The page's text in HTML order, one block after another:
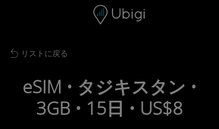
ナビゲーションバー フッター
Back to list
リストに戻る
eSIM • タジキスタン •
3GB • 15日 • US$8